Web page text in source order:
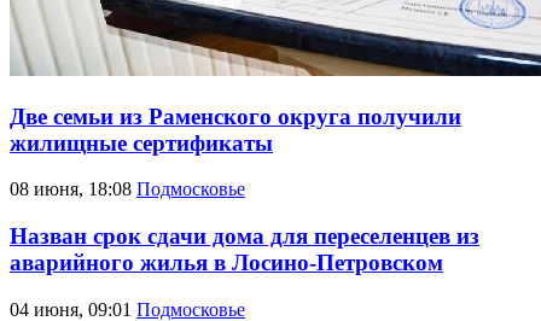
Две семьи из Раменского округа получили
жилищные сертификаты
08 июня, 18:08 Подмосковье
Назван срок сдачи дома для переселенцев из
аварийного жилья в Лосино-Петровском
04 июня, 09:01 Подмосковье